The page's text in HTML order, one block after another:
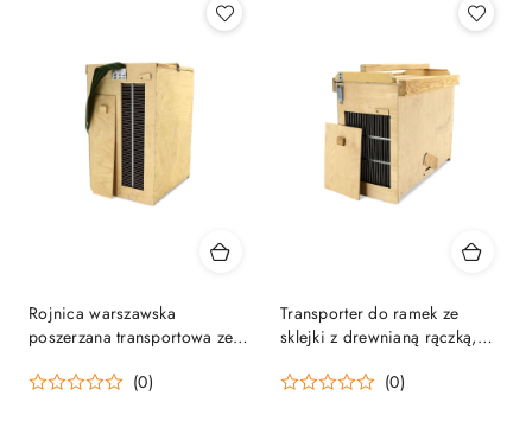
Rojnica warszawska
poszerzana transportowa ze
(0)
Transporter do ramek ze
sklejki z drewnianą rączką,
(0)